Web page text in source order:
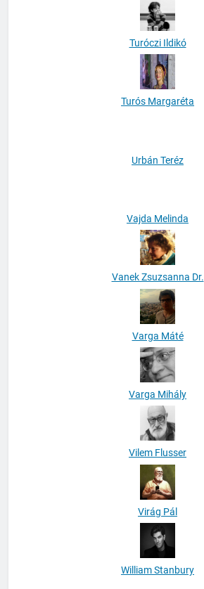
Turóczi Ildikó
Turós Margaréta
Urbán Teréz
Vajda Melinda
Vanek Zsuzsanna Dr.
Varga Máté
Varga Mihály
Vilem Flusser
Virág Pál
William Stanbury